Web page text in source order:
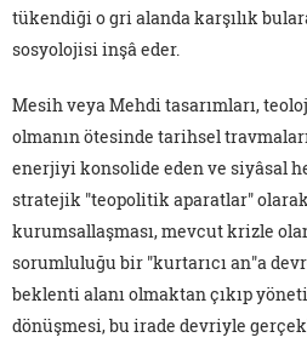
tükendiği o gri alanda karşılık
sosyolojisi inşâ eder.
Mesih veya Mehdi tasarımları,
olmanın ötesinde tarihsel
enerjiyi konsolide eden ve siyâsal
stratejik "teopolitik aparatlar"
kurumsallaşması, mevcut krizle
sorumluluğu bir "kurtarıcı an"a
beklenti alanı olmaktan çıkıp
dönüşmesi, bu irade devriyle